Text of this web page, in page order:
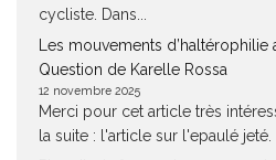
cycliste. Dans...
Les mouvements
Question de Karelle Rossa
12 novembre 2025
Merci pour cet article très
la suite : l'article sur l'epaulé